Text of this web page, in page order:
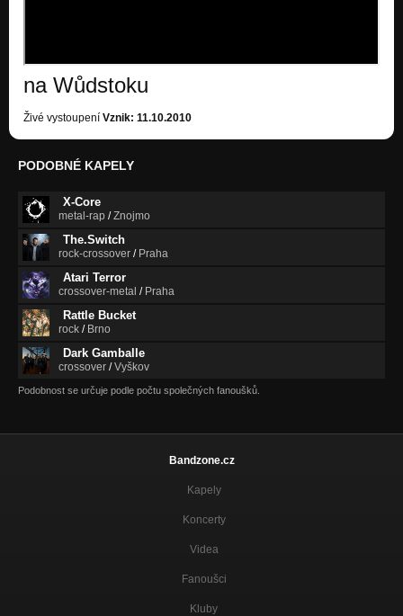
na Wůdstoku
Živé vystoupení Vznik: 11.10.2010
PODOBNÉ KAPELY
X-Core
metal-rap /Znojmo
The.Switch
rock-crossover / Praha
Atari Terror
crossover-metal / Praha
Rattle Bucket
rock / Brno
Dark Gamballe
crossover /Vyškov
Podobnost se určuje podle počtu společných fanoušků.
Bandzone.cz
Kapely
Koncerty
Videa
Fanoušci
Kluby